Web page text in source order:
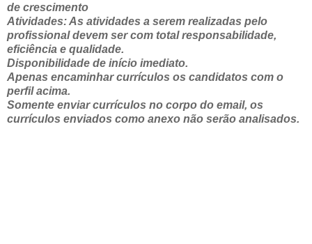
de crescimento
Atividades: As atividades a serem realizadas pelo
profissional devem ser com total responsabilidade,
eficiência e qualidade.
Disponibilidade de início imediato.
Apenas encaminhar currículos os candidatos com o
perfil acima.
Somente enviar currículos no corpo do email, os
currículos enviados como anexo não serão analisados.